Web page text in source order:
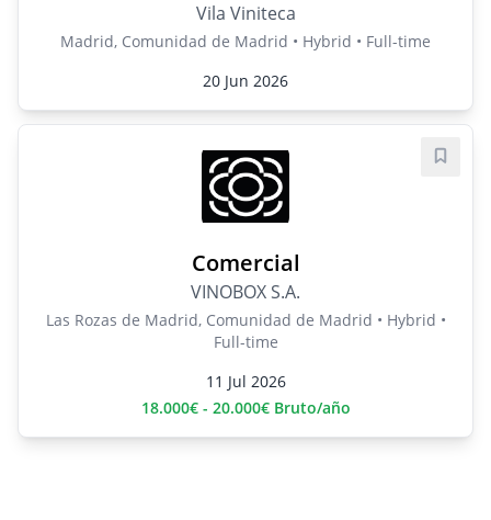
Vila Viniteca
Madrid, Comunidad de Madrid • Hybrid • Full-time
20 Jun 2026
Comercial
VINOBOX S.A.
Las Rozas de Madrid, Comunidad de Madrid • Hybrid •
Full-time
11 Jul 2026
18.000€ - 20.000€ Bruto/año
Save